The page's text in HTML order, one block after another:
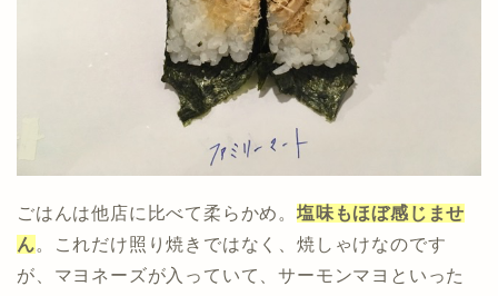
ごはんは他店に比べて柔らかめ。 塩味もほぼ感じませ
ん。これだけ照り焼きではなく、焼しゃけなのです
が、マヨネーズが入っていて、サーモンマヨといった